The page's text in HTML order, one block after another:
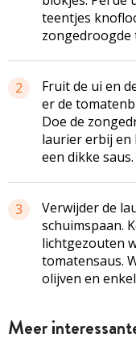
teentjes
zongedroogde
2
Fruit de ui en
er de
Doe de
laurier erbij en
een dikke saus.
3
Verwijder de
schuimspaan.
lichtgezouten
tomatensaus.
olijven en
Meer